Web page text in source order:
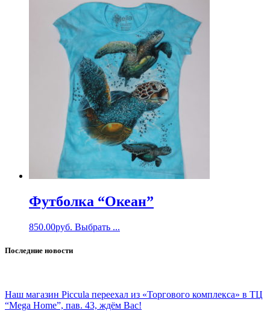
Футболка “Океан”
850.00руб. Выбрать ...
Последние новости
Наш магазин Piccula переехал из «Торгового комплекса» в ТЦ
“Mega Home”, пав. 43, ждём Вас!